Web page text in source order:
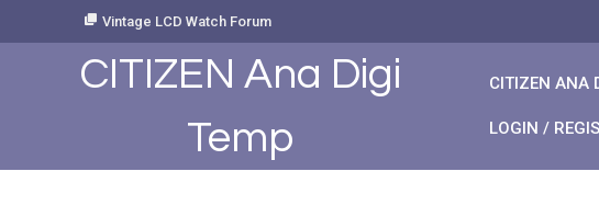
Vintage LCD Watch Forum
CITIZEN Ana Digi
Temp
CITIZEN ANA
LOGIN /